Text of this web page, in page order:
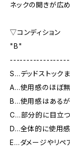
ネックの開きが広め
▽コンディション
"B"
S…デッドストック
A…使用感のほぼ
B…使用感はあるが
C…部分的に目立
D…全体的に使用感
E…ダメージやリペ